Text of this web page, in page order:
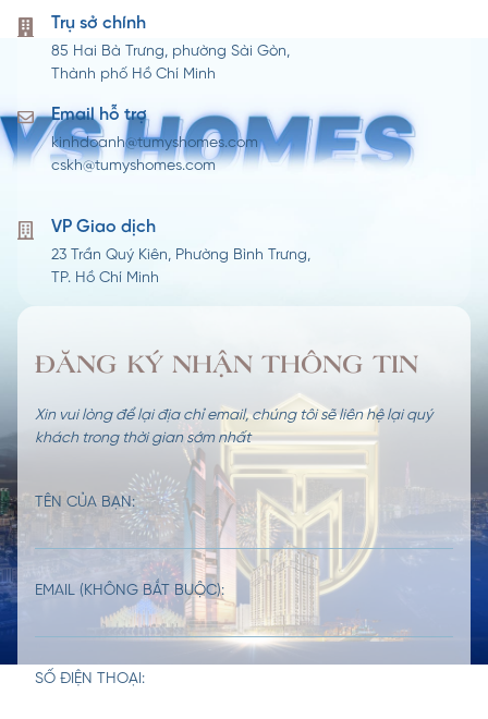
Trụ sở chính
85 Hai Bà Trưng, phường Sài Gòn,
Thành phố Hồ Chí Minh
Email hỗ trợ
kinhdoanh@tumyshomes.com
cskh@tumyshomes.com
VP Giao dịch​
23 Trần Quý Kiên, Phường Bình Trưng,
TP. Hồ Chí Minh
ĐĂNG KÝ NHẬN THÔNG TIN
Xin vui lòng để lại địa chỉ email, chúng tôi sẽ liên hệ lại quý
khách trong thời gian sớm nhất
TÊN CỦA BẠN:
EMAIL (KHÔNG BẮT BUỘC):
SỐ ĐIỆN THOẠI: